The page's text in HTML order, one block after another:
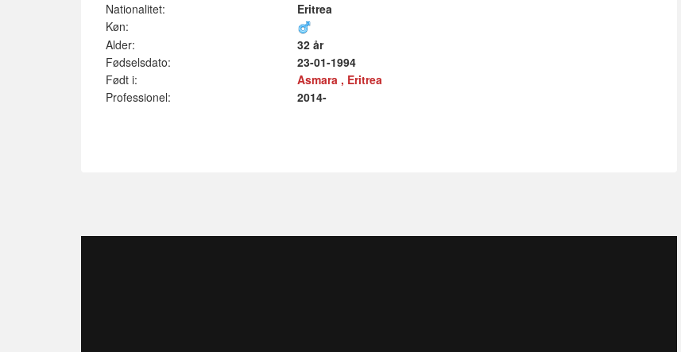
Nationalitet:
Eritrea
Køn:
Alder:
32 år
Fødselsdato:
23-01-1994
Født i:
Asmara , Eritrea
Professionel:
2014-